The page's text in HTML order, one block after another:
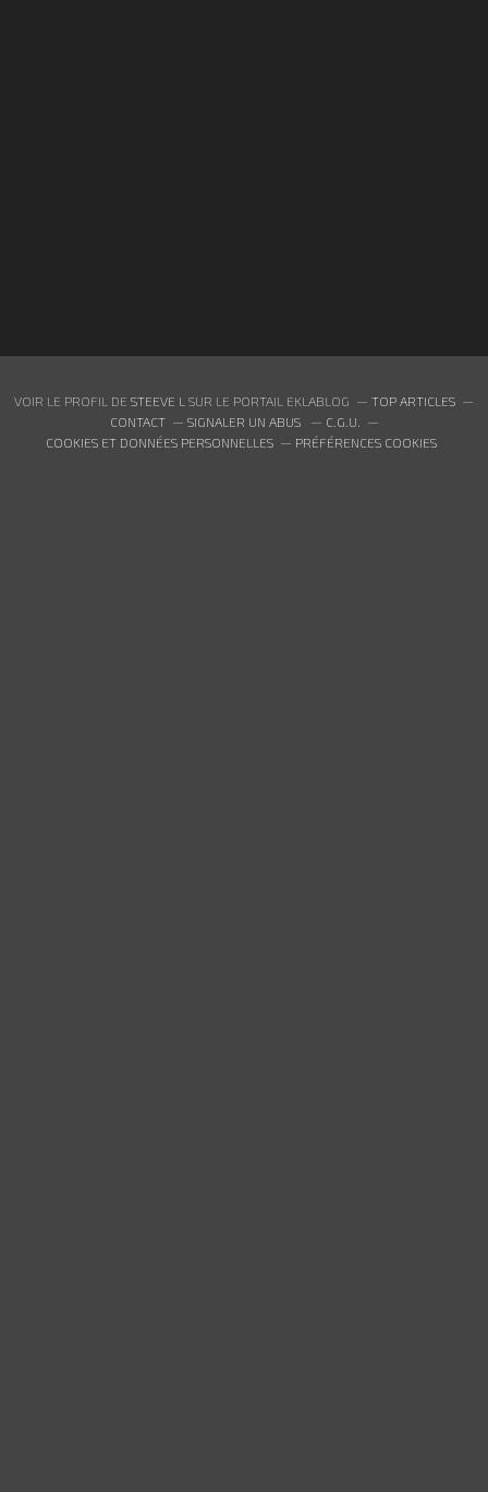
VOIR LE PROFIL DE STEEVE L SUR LE PORTAIL EKLABLOG
TOP ARTICLES
CONTACT
SIGNALER UN ABUS
C.G.U.
COOKIES ET DONNÉES PERSONNELLES
PRÉFÉRENCES COOKIES